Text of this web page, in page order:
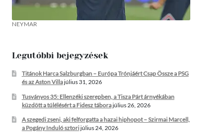
NEYMAR
Legutóbbi bejegyzések
Titánok Harca Salzburgban – Európa Trónjáért Csap Össze a PSG
és az Aston Villajúlius 31, 2026
Tusványos 35: Ellenzéki szerepben, a Tisza Párt árnyékában
küzdött a túlélésért a Fidesz táborajúlius 26, 2026
A szegedi zseni, aki felforgatta a hazai hiphopot – Szirmai Marcell,
a Pogány Induló sztorijúlius 24, 2026